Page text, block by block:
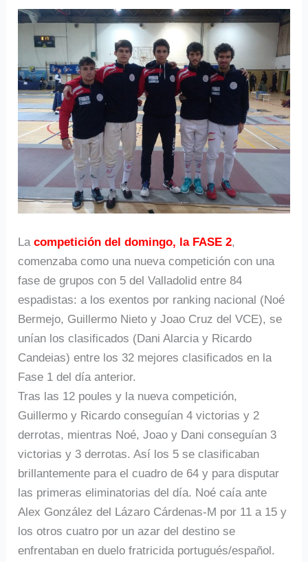
Lacompetición del domingo, la FASE 2,
comenzaba como una nueva competición con una
fase de grupos con 5 del Valladolid entre 84
espadistas: a los exentos por ranking nacional (Noé
Bermejo, Guillermo Nieto y Joao Cruz del VCE), se
unían los clasificados (Dani Alarcia y Ricardo
Candeias) entre los 32 mejores clasificados en la
Fase 1 del día anterior.
Tras las 12 poules y la nueva competición,
Guillermo y Ricardo conseguían 4 victorias y 2
derrotas, mientras Noé, Joao y Dani conseguían 3
victorias y 3 derrotas. Así los 5 se clasificaban
brillantemente para el cuadro de 64 y para disputar
las primeras eliminatorias del día. Noé caía ante
Alex González del Lázaro Cárdenas-M por 11 a 15 y
los otros cuatro por un azar del destino se
enfrentaban en duelo fratricida portugués/español.